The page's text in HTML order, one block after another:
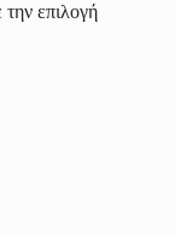
την επιλογή